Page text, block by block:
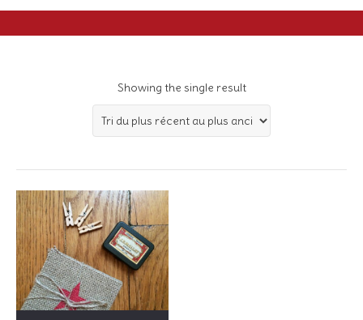
Showing the single result